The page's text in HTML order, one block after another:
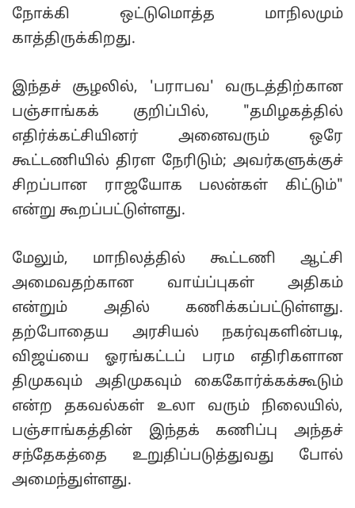
நோக்கி ஒட்டுமொத்த மாநிலமும்
காத்திருக்கிறது.
இந்தச் சூழலில், 'பராபவ' வருடத்திற்கான
பஞ்சாங்கக் குறிப்பில், "தமிழகத்தில்
எதிர்க்கட்சியினர் அனைவரும் ஒரே
கூட்டணியில் திரள நேரிடும்; அவர்களுக்குச்
சிறப்பான ராஜயோக பலன்கள் கிட்டும்"
என்று கூறப்பட்டுள்ளது.
மேலும், மாநிலத்தில் கூட்டணி ஆட்சி
அமைவதற்கான வாய்ப்புகள் அதிகம்
என்றும் அதில் கணிக்கப்பட்டுள்ளது.
தற்போதைய அரசியல் நகர்வுகளின்படி,
விஜய்யை ஓரங்கட்டப் பரம எதிரிகளான
திமுகவும் அதிமுகவும் கைகோர்க்கக்கூடும்
என்ற தகவல்கள் உலா வரும் நிலையில்,
பஞ்சாங்கத்தின் இந்தக் கணிப்பு அந்தச்
சந்தேகத்தை உறுதிப்படுத்துவது போல்
அமைந்துள்ளது.